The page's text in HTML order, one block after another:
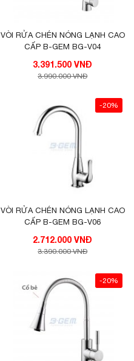
VÒI RỬA CHÉN NÓNG LẠNH CAO
CẤP B-GEM BG-V04
3.391.500 VNĐ
3.990.000 VNĐ
-20%
VÒI RỬA CHÉN NÓNG LẠNH CAO
CẤP B-GEM BG-V06
2.712.000 VNĐ
3.390.000 VNĐ
-20%